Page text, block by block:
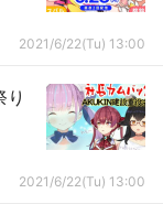
2021/6/22(Tu) 13:00
り
2021/6/22(Tu) 13:00